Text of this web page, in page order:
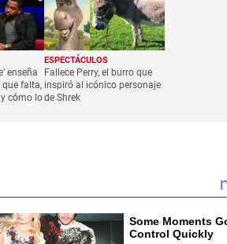
enseña
falta,
cómo lo
ESPECTÁCULOS
Fallece Perry, el burro que
inspiró al icónico personaje
de Shrek